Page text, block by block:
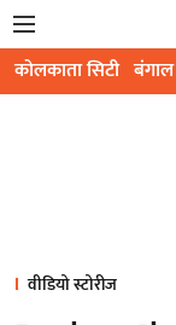
कोलकाता सिटी बंगाल
वीडियो स्टोरीज